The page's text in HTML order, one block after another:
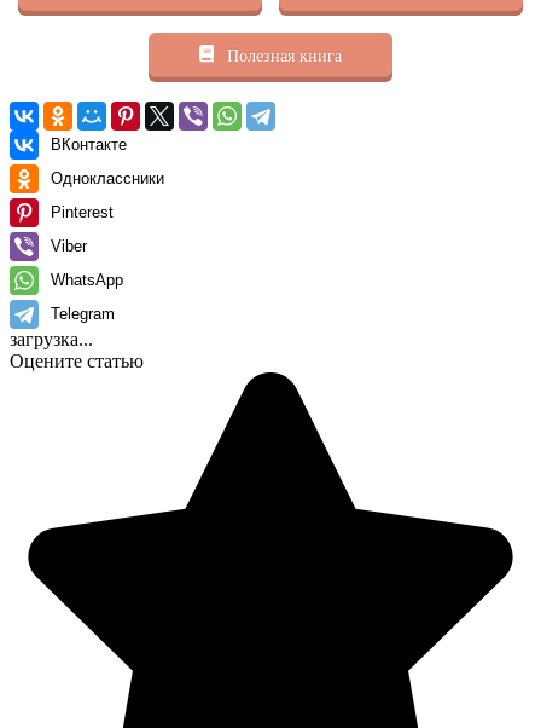
Полезная книга
ВКонтакте
Одноклассники
Pinterest
Viber
WhatsApp
Telegram
загрузка...
Оцените статью